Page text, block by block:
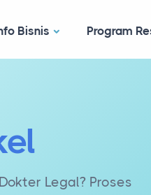
Bisnis Program
Legal? Proses